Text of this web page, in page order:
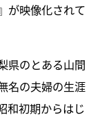
が映像化されて
県のとある山間
名の夫婦の生涯
和初期からはじ